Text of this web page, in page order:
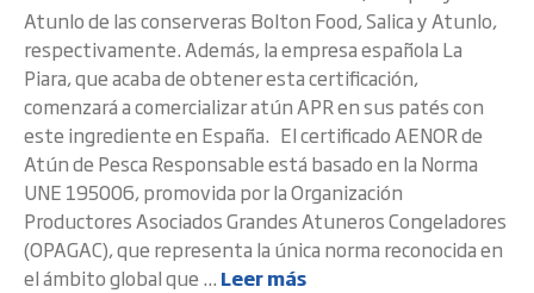
Atunlo de las conserveras Bolton Food, Salica y Atunlo,
respectivamente. Además, la empresa española La
Piara, que acaba de obtener esta certificación,
comenzará a comercializar atún APR en sus patés con
este ingrediente en España. El certificado AENOR de
Atún de Pesca Responsable está basado en la Norma
UNE 195006, promovida por la Organización
Productores Asociados Grandes Atuneros Congeladores
(OPAGAC), que representa la única norma reconocida en
el ámbito global que ... Leer más